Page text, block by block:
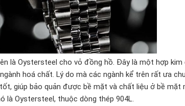
là Oystersteel cho vỏ đồng hồ. Đây là một hợp
hoá chất. Lý do mà các ngành kể trên rất ưa
giúp bảo quản được bề mặt và chất liệu ở bề
là Oystersteel, thuộc dòng thép 904L.